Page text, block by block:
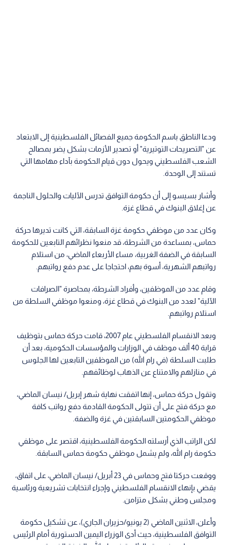
ودعا الناطق باسم الحكومة جميع الفصائل الفلسطينية إلى الابتعاد
عن "التصريحات التوتيرية" أو تصدير الأزمات بشكل يضر بمصالح
الشعب الفلسطيني ويحول دون قيام الحكومة بآداء مهامها التي
تستند إلى الوحدة.
وأشار بسيسو إلى أن حكومة التوافق تدرس الآليات والحلول الناجمة
عن إغلاق البنوك في قطاع غزة.
وكان عدد من موظفي حكومة غزة السابقة، التي كانت تديرها حركة
حماس، بمساعدة من الشرطة، قد منعوا نظرائهم التابعين للحكومة
السابقة في الضفة الغربية، مساء الأربعاء الماضي، من استلام
رواتبهم الشهرية، أسوة بهم، احتجاجا على عدم دفع رواتبهم.
وقام عدد من الموظفين، وأفراد الشرطة، بمحاصرة "الصرافات
الآلية" لعدد من البنوك في قطاع غزة، ومنعوا موظفي السلطة من
استلام رواتبهم.
وبعد الانقسام الفلسطيني عام 2007، قامت حركة حماس بتوظيف
قرابة 40 ألف موظف في الوزارات والمؤسسات الحكومية، بعد أن
طلبت السلطة (في رام الله) من الموظفين التابعين لها الجلوس
في منازلهم والامتناع عن الذهاب لوظائفهم.
وتقول حركة حماس، إنها اتفقت نهاية شهر إبريل/ نيسان الماضي،
مع حركة فتح على أن تتولى الحكومة القادمة دفع رواتب كافة
موظفي الحكومتين السابقتين في غزة والضفة.
لكن الراتب الذي أرسلته الحكومة الفلسطينية، اقتصر على موظفي
حكومة رام الله، ولم يشمل موظفي حكومة حماس السابقة.
ووقعت حركتا فتح وحماس في 23 أبريل/ نيسان الماضي، على اتفاق،
يقضي بإنهاء الانقسام الفلسطيني وإجراء انتخابات تشريعية ورئاسية
ومجلس وطني بشكل متزامن.
وأعلن، الاثنين الماضي (2 يونيو/حزيران الجاري)، عن تشكيل حكومة
التوافق الفلسطينية، حيث أدى الوزراء اليمين الدستورية أمام الرئيس